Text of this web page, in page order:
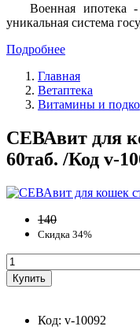
Военная ипотека
уникальная система
Подробнее
Главная
Ветаптека
Витамины и
СЕВАвит для
60таб. /Код v-
140
Скидка 34%
Код: v-10092